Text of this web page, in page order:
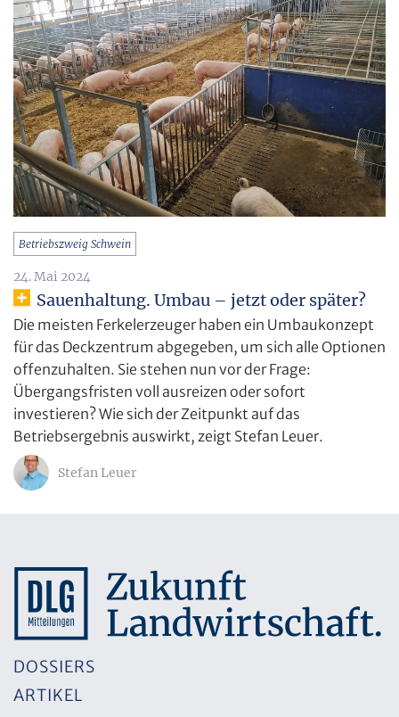
Betriebszweig Schwein
24. Mai 2024
Sauenhaltung. Umbau – jetzt oder später?
Die meisten Ferkelerzeuger haben ein Umbaukonzept
für das Deckzentrum abgegeben, um sich alle Optionen
offenzuhalten. Sie stehen nun vor der Frage:
Übergangsfristen voll ausreizen oder sofort
investieren? Wie sich der Zeitpunkt auf das
Betriebsergebnis auswirkt, zeigt Stefan Leuer.
Stefan Leuer
DOSSIERS
ARTIKEL